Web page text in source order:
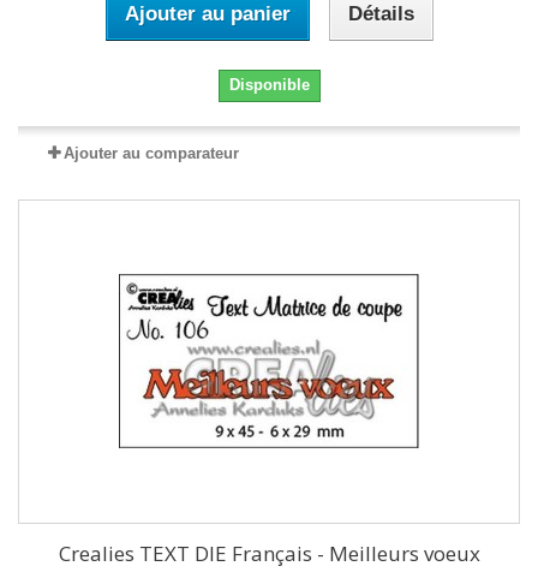
Ajouter au panier Détails
Disponible
Ajouter au comparateur
Crealies TEXT DIE Français - Meilleurs voeux